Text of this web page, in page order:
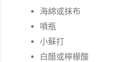
海綿或抹布
噴瓶
小蘇打
白醋或檸檬酸